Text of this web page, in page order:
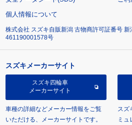
個人情報について
株式会社 スズキ自販新潟 古物商許可証番号
461190001578号
スズキメーカーサイト
スズキ四輪車
メーカーサイト
車種の詳細などメーカー情報をご覧
いただける、メーカーサイトです。
スズ
ミュ